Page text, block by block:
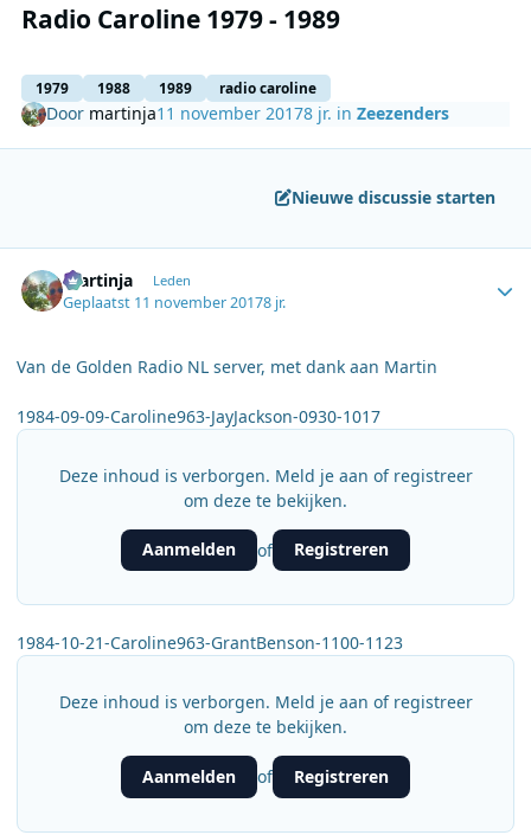
Radio Caroline 1979 - 1989
1979 1988 1989 radio caroline
Door martinja11 november 20178 jr. inZeezenders
Nieuwe discussie starten
martinja Leden
Geplaatst 11 november 20178 jr.
Van de Golden Radio NL server, met dank aan Martin
1984-09-09-Caroline963-JayJackson-0930-1017
Deze inhoud is verborgen. Meld je aan of registreer
om deze te bekijken.
Aanmelden of Registreren
1984-10-21-Caroline963-GrantBenson-1100-1123
Deze inhoud is verborgen. Meld je aan of registreer
om deze te bekijken.
Aanmelden of Registreren